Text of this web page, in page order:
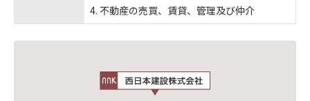
不動産の売買、賃貸、管理及び仲介